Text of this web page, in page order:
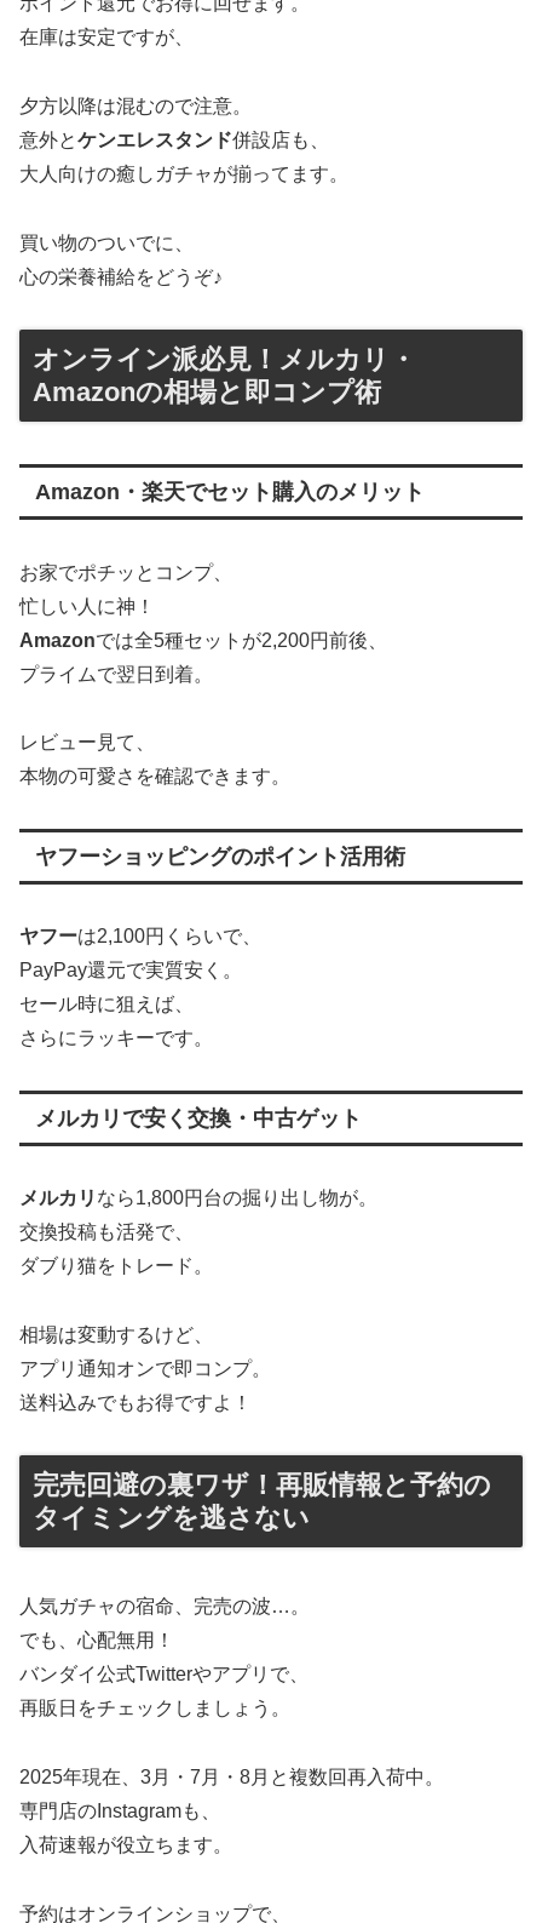
在庫は安定ですが、
夕方以降は混むので注意。
意外とケンエレスタンド併設店も、
大人向けの癒しガチャが揃ってます。
買い物のついでに、
心の栄養補給をどうぞ♪
オンライン派必見！メルカリ・
Amazonの相場と即コンプ術
Amazon・楽天でセット購入のメリット
お家でポチッとコンプ、
忙しい人に神！
Amazonでは全5種セットが2,200円前後、
プライムで翌日到着。
レビュー見て、
本物の可愛さを確認できます。
ヤフーショッピングのポイント活用術
ヤフーは2,100円くらいで、
PayPay還元で実質安く。
セール時に狙えば、
さらにラッキーです。
メルカリで安く交換・中古ゲット
メルカリ なら1,800円台の掘り出し物が。
交換投稿も活発で、
ダブり猫をトレード。
相場は変動するけど、
アプリ通知オンで即コンプ。
送料込みでもお得ですよ！
完売回避の裏ワザ！再販情報と予約の
タイミングを逃さない
人気ガチャの宿命、完売の波…。
でも、心配無用！
バンダイ公式Twitterやアプリで、
再販日をチェックしましょう。
2025年現在、3月・7月・8月と複数回再入荷中。
専門店のInstagramも、
入荷速報が役立ちます。
予約はオンラインショップで、